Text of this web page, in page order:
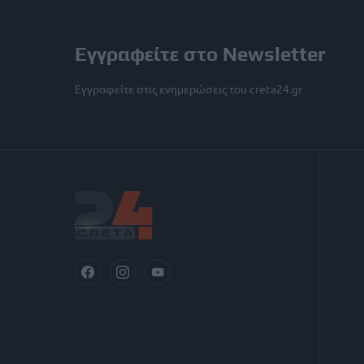
Εγγραφείτε στο Newsletter
Εγγραφείτε στις ενημερώσεις του creta24.gr